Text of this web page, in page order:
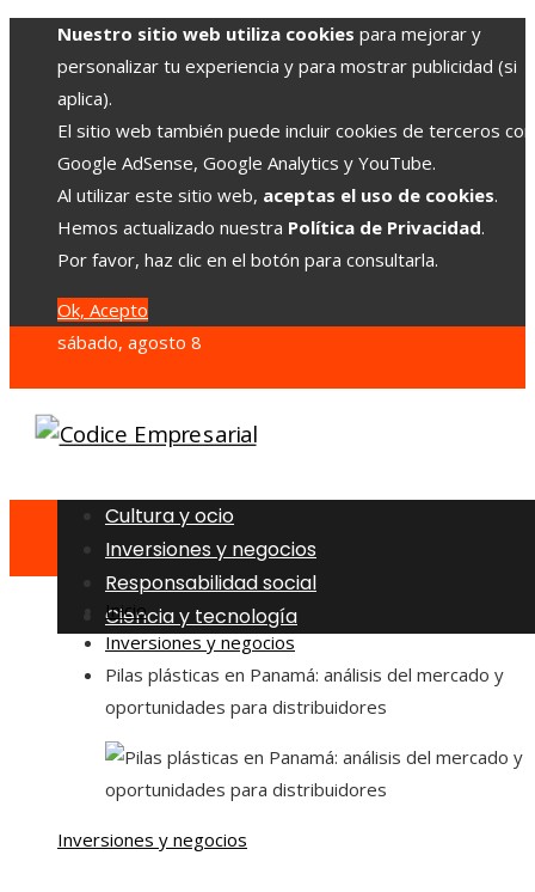
Nuestro sitio web utiliza cookies para mejorar y
personalizar tu experiencia y para mostrar publicidad (si
aplica).
El sitio web también puede incluir cookies de terceros
Google AdSense, Google Analytics y YouTube.
Al utilizar este sitio web, aceptas el uso de cookies.
Hemos actualizado nuestra Política de Privacidad.
Por favor, haz clic en el botón para consultarla.
Ok, Acepto
sábado, agosto 8
Cultura y ocio
Inversiones y negocios
Responsabilidad social
Ciencia y tecnología
Inicio
Inversiones y negocios
Pilas plásticas en Panamá: análisis del mercado y
oportunidades para distribuidores
Inversiones y negocios